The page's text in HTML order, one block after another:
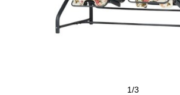
1/3